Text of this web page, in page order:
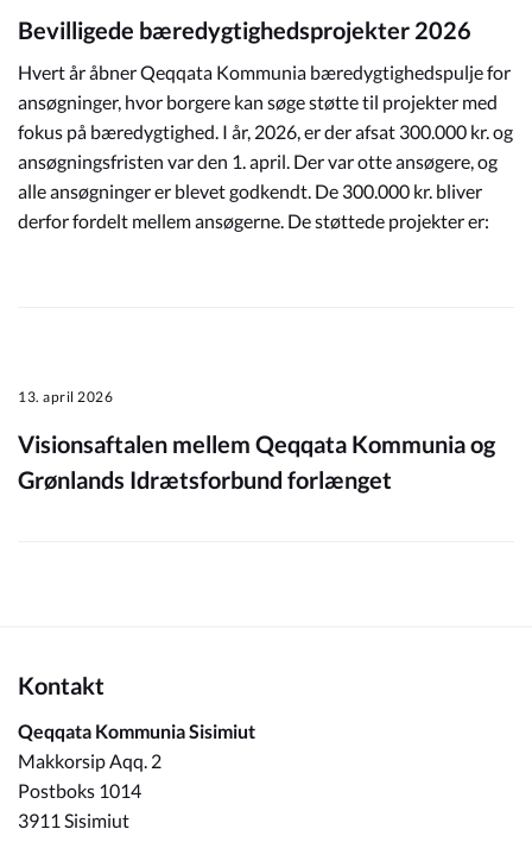
Bevilligede bæredygtighedsprojekter 2026
Hvert år åbner Qeqqata Kommunia bæredygtighedspulje for
ansøgninger, hvor borgere kan søge støtte til projekter med
fokus på bæredygtighed. I år, 2026, er der afsat 300.000 kr. og
ansøgningsfristen var den 1. april. Der var otte ansøgere, og
alle ansøgninger er blevet godkendt. De 300.000 kr. bliver
derfor fordelt mellem ansøgerne. De støttede projekter er:
13. april 2026
Visionsaftalen mellem Qeqqata Kommunia og
Grønlands Idrætsforbund forlænget
Kontakt
Qeqqata Kommunia Sisimiut
Makkorsip Aqq. 2
Postboks 1014
3911 Sisimiut